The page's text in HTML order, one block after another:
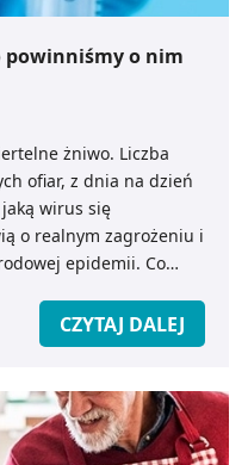
powinniśmy o nim
żniwo. Liczba
ofiar, z dnia na dzień
wirus się
o realnym zagrożeniu i
epidemii. Co
CZYTAJ DALEJ